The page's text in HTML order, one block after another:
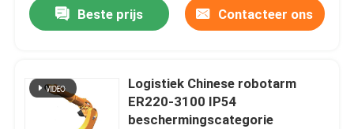
VR-show
Fabriekstocht
Beste prijs Contacteer ons
Logistiek Chinese robotarm
ER220-3100 IP54
beschermingscategorie